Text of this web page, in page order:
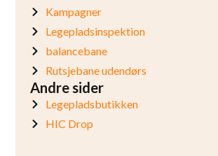
Kampagner
Legepladsinspektion
balancebane
Rutsjebane udendørs
Andre sider
Legepladsbutikken
HIC Drop